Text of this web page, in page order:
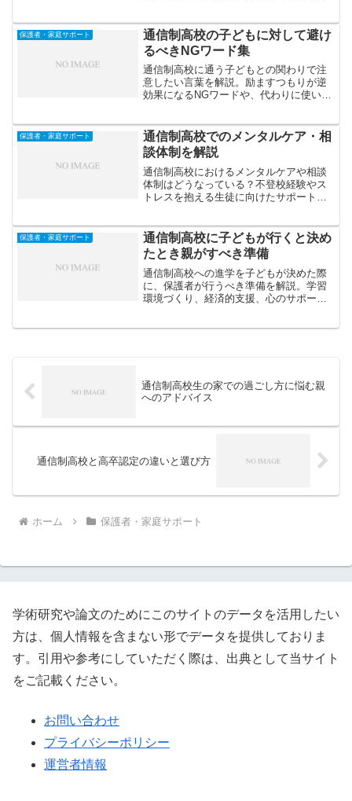
保護者・家庭サポート
通信制高校の子どもに対して避け
るべきNGワード集
通信制高校に通う子どもとの関わりで注
意したい言葉を解説。励ますつもりが逆
効果になるNGワードや、代わりに使いた
保護者・家庭サポート
通信制高校でのメンタルケア・相
談体制を解説
通信制高校におけるメンタルケアや相談
体制はどうなっている？不登校経験やス
トレスを抱える生徒に向けたサポート制
保護者・家庭サポート
通信制高校に子どもが行くと決め
たとき親がすべき準備
通信制高校への進学を子どもが決めた際
に、保護者が行うべき準備を解説。学習
環境づくり、経済的支援、心のサポート
通信制高校生の家での過ごし方に悩む親
へのアドバイス
通信制高校と高卒認定の違いと選び方
ホーム 保護者・家庭サポート
学術研究や論文のためにこのサイトのデータを活用したい
方は、個人情報を含まない形でデータを提供しておりま
す。引用や参考にしていただく際は、出典として当サイト
をご記載ください。
お問い合わせ
プライバシーポリシー
運営者情報